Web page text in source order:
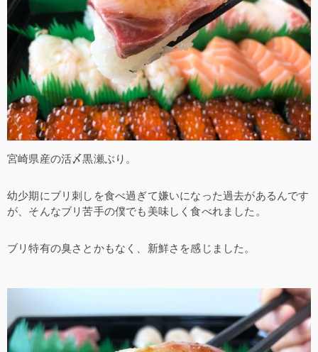
宮崎県産の活〆黒瀬ぶり。
幼少期にブリ刺しを食べ過ぎて嫌いになった過去があるんです
が、そんなブリ苦手の僕でも美味しく食べれました。
ブリ特有の臭さとかもなく、新鮮さを感じました。